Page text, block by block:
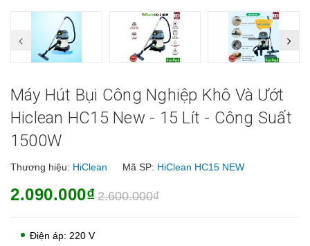
Máy Hút Bụi Công Nghiệp Khô Và Ướt
Hiclean HC15 New - 15 Lít - Công Suất
1500W
Thương hiệu: HiClean Mã SP: HiClean HC15 NEW
2.090.000₫ 2.600.000₫
Điện áp: 220 V